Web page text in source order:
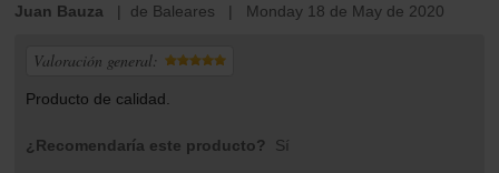
Juan Bauza | de Baleares | Monday 18 de May de 2020
Valoración general:
Producto de calidad.
¿Recomendaría este producto? Sí